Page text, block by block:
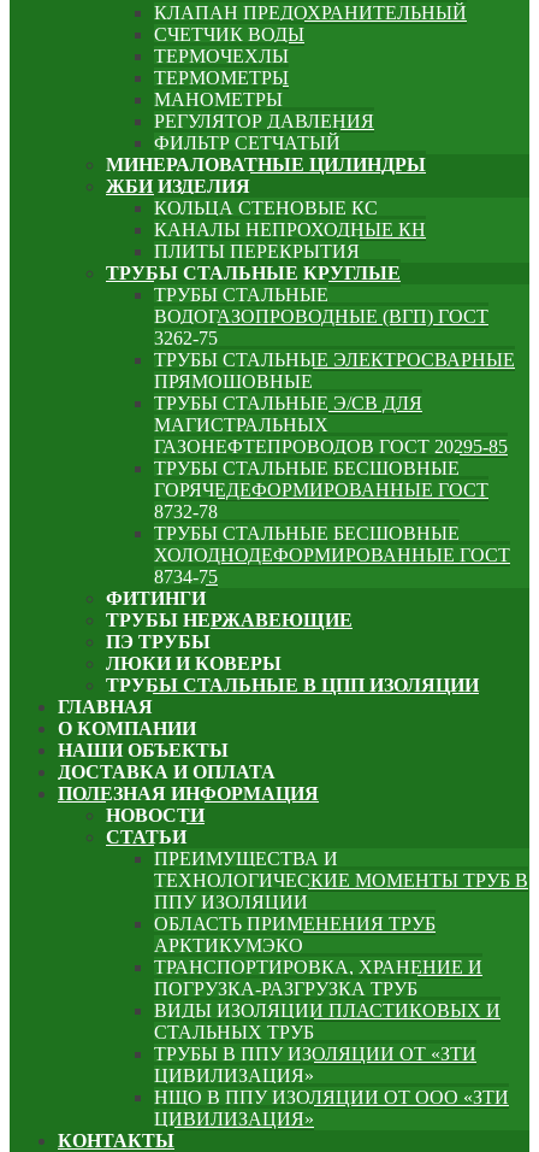
КЛАПАН ПРЕДОХРАНИТЕЛЬНЫЙ
СЧЕТЧИК ВОДЫ
ТЕРМОЧЕХЛЫ
ТЕРМОМЕТРЫ
МАНОМЕТРЫ
РЕГУЛЯТОР ДАВЛЕНИЯ
ФИЛЬТР СЕТЧАТЫЙ
МИНЕРАЛОВАТНЫЕ ЦИЛИНДРЫ
ЖБИ ИЗДЕЛИЯ
КОЛЬЦА СТЕНОВЫЕ КС
КАНАЛЫ НЕПРОХОДНЫЕ КН
ПЛИТЫ ПЕРЕКРЫТИЯ
ТРУБЫ СТАЛЬНЫЕ КРУГЛЫЕ
ТРУБЫ СТАЛЬНЫЕ
ВОДОГАЗОПРОВОДНЫЕ (ВГП) ГОСТ
3262-75
ТРУБЫ СТАЛЬНЫЕ ЭЛЕКТРОСВАРНЫЕ
ПРЯМОШОВНЫЕ
ТРУБЫ СТАЛЬНЫЕ Э/СВ ДЛЯ
МАГИСТРАЛЬНЫХ
ГАЗОНЕФТЕПРОВОДОВ ГОСТ 20295-85
ТРУБЫ СТАЛЬНЫЕ БЕСШОВНЫЕ
ГОРЯЧЕДЕФОРМИРОВАННЫЕ ГОСТ
8732-78
ТРУБЫ СТАЛЬНЫЕ БЕСШОВНЫЕ
ХОЛОДНОДЕФОРМИРОВАННЫЕ ГОСТ
8734-75
ФИТИНГИ
ТРУБЫ НЕРЖАВЕЮЩИЕ
ПЭ ТРУБЫ
ЛЮКИ И КОВЕРЫ
ТРУБЫ СТАЛЬНЫЕ В ЦПП ИЗОЛЯЦИИ
ГЛАВНАЯ
О КОМПАНИИ
НАШИ ОБЪЕКТЫ
ДОСТАВКА И ОПЛАТА
ПОЛЕЗНАЯ ИНФОРМАЦИЯ
НОВОСТИ
СТАТЬИ
ПРЕИМУЩЕСТВА И
ТЕХНОЛОГИЧЕСКИЕ МОМЕНТЫ ТРУБ В
ППУ ИЗОЛЯЦИИ
ОБЛАСТЬ ПРИМЕНЕНИЯ ТРУБ
АРКТИКУМЭКО
ТРАНСПОРТИРОВКА, ХРАНЕНИЕ И
ПОГРУЗКА-РАЗГРУЗКА ТРУБ
ВИДЫ ИЗОЛЯЦИИ ПЛАСТИКОВЫХ И
СТАЛЬНЫХ ТРУБ
ТРУБЫ В ППУ ИЗОЛЯЦИИ ОТ «ЗТИ
ЦИВИЛИЗАЦИЯ»
НЩО В ППУ ИЗОЛЯЦИИ ОТ ООО «ЗТИ
ЦИВИЛИЗАЦИЯ»
КОНТАКТЫ